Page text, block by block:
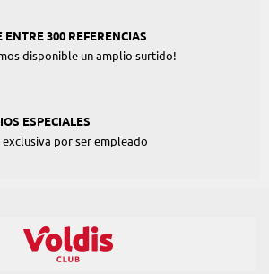
ENTRE 300 REFERENCIAS
disponible un amplio surtido!
ESPECIALES
exclusiva por ser empleado